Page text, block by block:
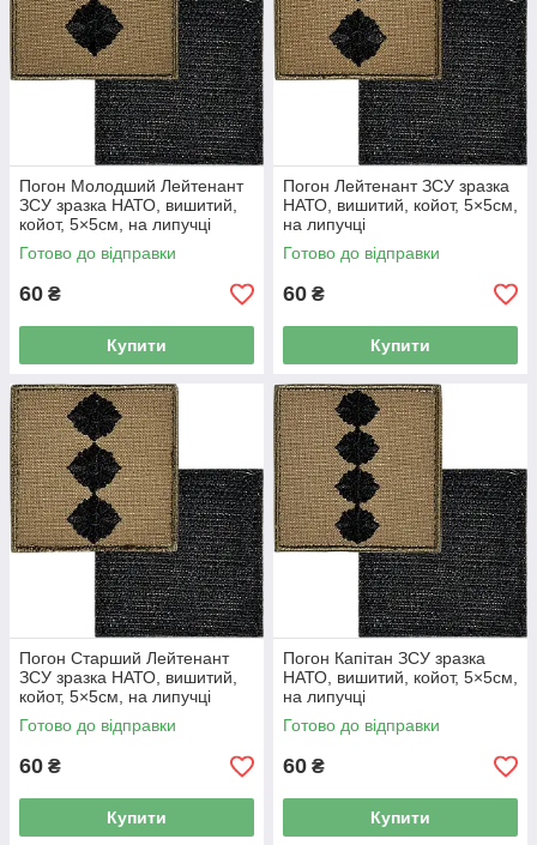
Погон Молодший Лейтенант
ЗСУ зразка НАТО, вишитий,
койот, 5×5см, на липучці
Готово до відправки
60 ₴
Купити
Погон Лейтенант ЗСУ зразка
НАТО, вишитий, койот, 5×5см,
на липучці
Готово до відправки
60 ₴
Купити
Погон Старший Лейтенант
ЗСУ зразка НАТО, вишитий,
койот, 5×5см, на липучці
Готово до відправки
60 ₴
Купити
Погон Капітан ЗСУ зразка
НАТО, вишитий, койот, 5×5см,
на липучці
Готово до відправки
60 ₴
Купити